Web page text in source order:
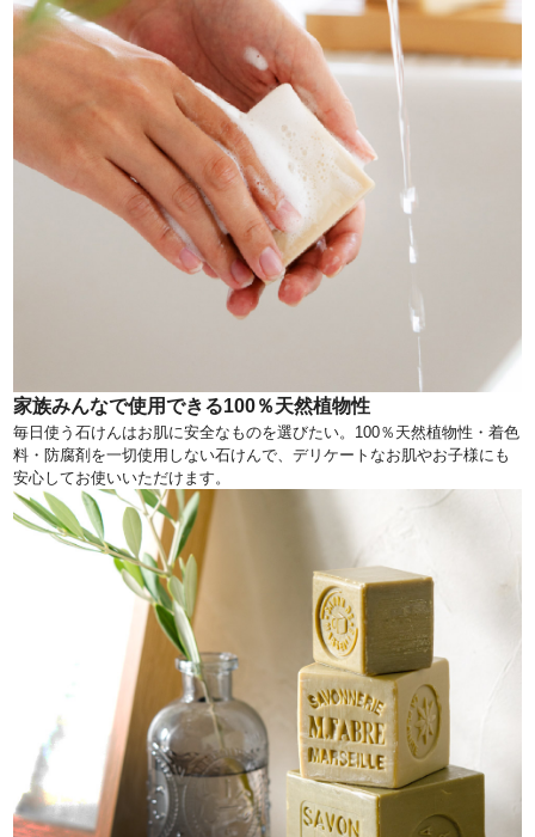
家族みんなで使用できる100％天然植物性
毎日使う石けんはお肌に安全なものを選びたい。100％天然植物性・着色
料・防腐剤を一切使用しない石けんで、デリケートなお肌やお子様にも
安心してお使いいただけます。